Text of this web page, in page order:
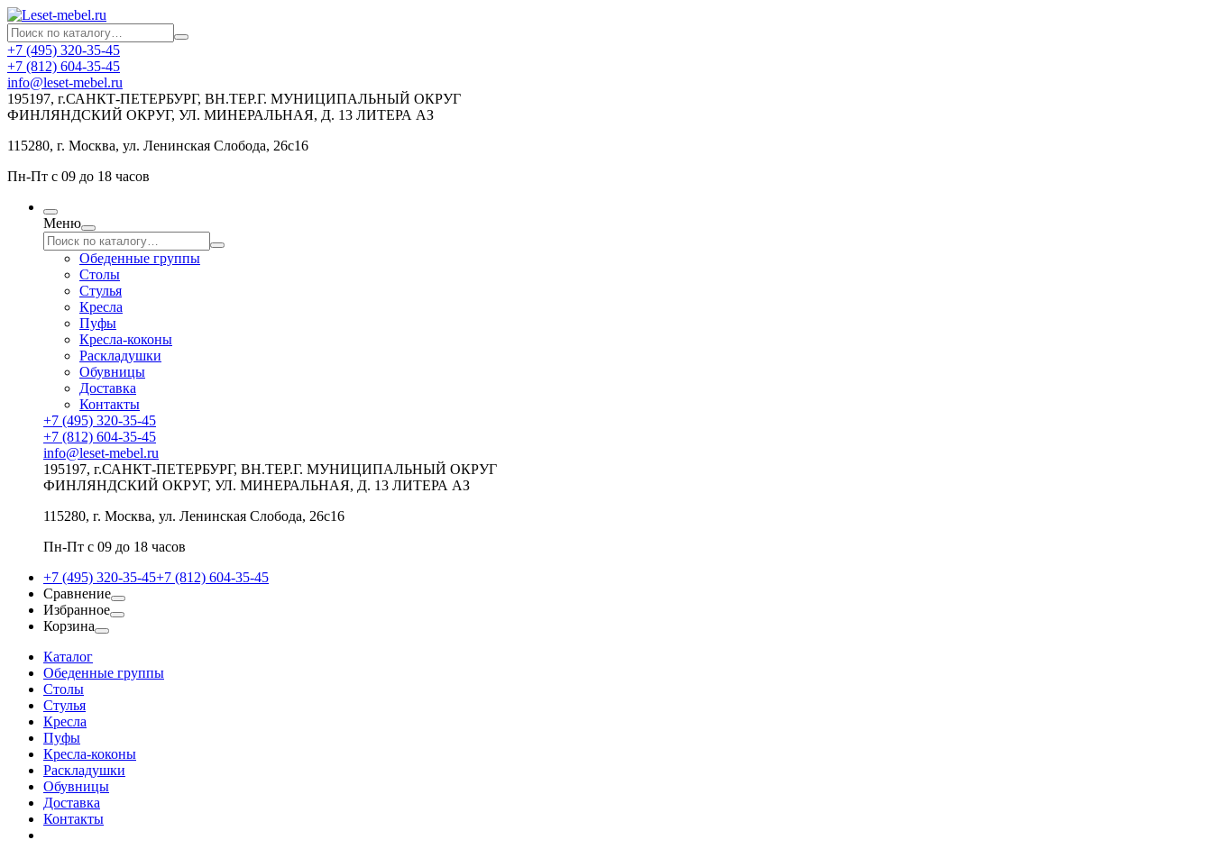
+7 (495) 320-35-45
+7 (812) 604-35-45
info@leset-mebel.ru
195197, г.САНКТ-ПЕТЕРБУРГ, ВН.ТЕР.Г. МУНИЦИПАЛЬНЫЙ ОКРУГ
ФИНЛЯНДСКИЙ ОКРУГ, УЛ. МИНЕРАЛЬНАЯ, Д. 13 ЛИТЕРА АЗ
115280, г. Москва, ул. Ленинская Слобода, 26с16
Пн-Пт с 09 до 18 часов
Меню
Обеденные группы
Столы
Стулья
Кресла
Пуфы
Кресла-коконы
Раскладушки
Обувницы
Доставка
Контакты
+7 (495) 320-35-45
+7 (812) 604-35-45
info@leset-mebel.ru
195197, г.САНКТ-ПЕТЕРБУРГ, ВН.ТЕР.Г. МУНИЦИПАЛЬНЫЙ ОКРУГ
ФИНЛЯНДСКИЙ ОКРУГ, УЛ. МИНЕРАЛЬНАЯ, Д. 13 ЛИТЕРА АЗ
115280, г. Москва, ул. Ленинская Слобода, 26с16
Пн-Пт с 09 до 18 часов
+7 (495) 320-35-45+7 (812) 604-35-45
Сравнение
Избранное
Корзина
Каталог
Обеденные группы
Столы
Стулья
Кресла
Пуфы
Кресла-коконы
Раскладушки
Обувницы
Доставка
Контакты